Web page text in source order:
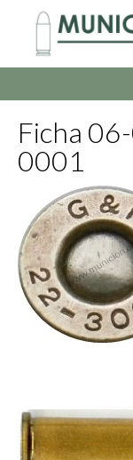
contenido
Ficha
0001